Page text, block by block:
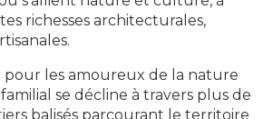
richesses architecturales,
pour les amoureux de la nature
se décline à travers plus de
balisés parcourant le territoire